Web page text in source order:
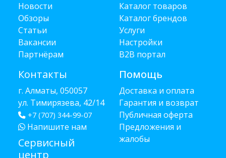
Новости
Обзоры
Статьи
Вакансии
Партнёрам
Контакты
г. Алматы, 050057
ул. Тимирязева, 42/14
+7 (707) 344-99-07
Напишите нам
Сервисный
центр
Каталог товаров
Каталог брендов
Услуги
Настройки
B2B портал
Помощь
Доставка и оплата
Гарантия и возврат
Публичная оферта
Предложения и
жалобы